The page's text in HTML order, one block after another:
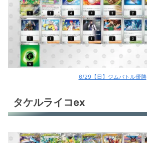
6/29【日】ジムバトル優勝
タケルライコex